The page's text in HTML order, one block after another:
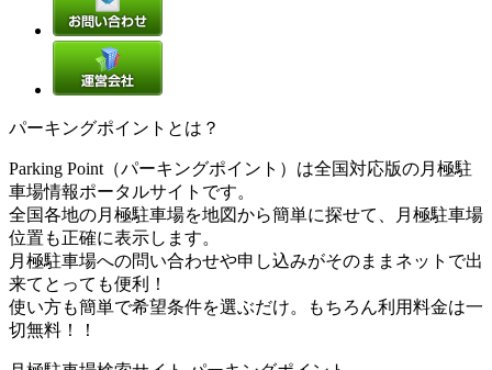
パーキングポイントとは？
Parking Point（パーキングポイント）は全国対応版の月極駐
車場情報ポータルサイトです。
全国各地の月極駐車場を地図から簡単に探せて、月極駐車場
位置も正確に表示します。
月極駐車場への問い合わせや申し込みがそのままネットで出
来てとっても便利！
使い方も簡単で希望条件を選ぶだけ。もちろん利用料金は一
切無料！！